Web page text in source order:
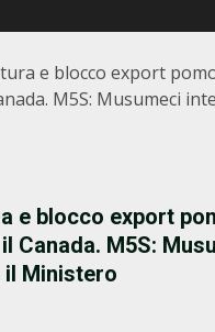
e blocco export
M5S: Musumeci
e blocco export
Canada. M5S:
il Ministero